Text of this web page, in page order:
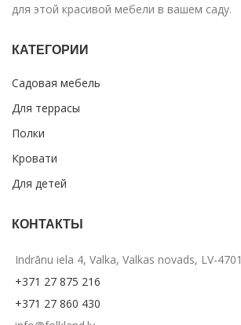
для этой красивой мебели в вашем саду.
КАТЕГОРИИ
Садовая мебель
Для террасы
Полки
Кровати
Для детей
КОНТАКТЫ
Indrānu iela 4, Valka, Valkas novads, LV-4701
+371 27 875 216
+371 27 860 430